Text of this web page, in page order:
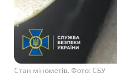
Стан мінометів. Фото: СБУ